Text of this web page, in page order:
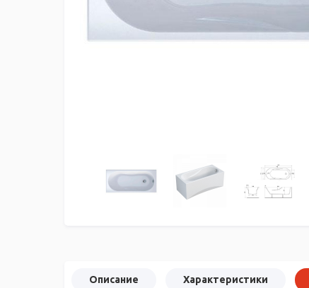
Описание Характеристики